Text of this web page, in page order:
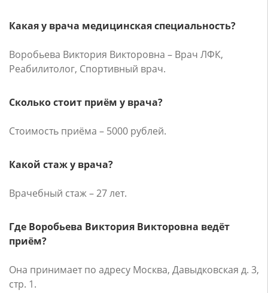
Какая у врача медицинская специальность?
Воробьева Виктория Викторовна – Врач ЛФК,
Реабилитолог, Спортивный врач.
Сколько стоит приём у врача?
Стоимость приёма – 5000 рублей.
Какой стаж у врача?
Врачебный стаж – 27 лет.
Где Воробьева Виктория Викторовна ведёт
приём?
Она принимает по адресу Москва, Давыдковская д. 3,
стр. 1.